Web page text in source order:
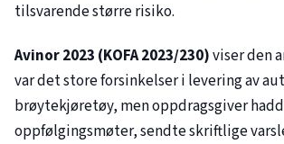
tilsvarende større risiko.
Avinor 2023 (KOFA2023/230)viser den
var det store forsinkelser i levering av
brøytekjøretøy, men oppdragsgiver
oppfølgingsmøter, sendte skriftlige